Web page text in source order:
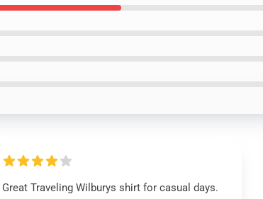
Great Traveling Wilburys shirt for casual days.